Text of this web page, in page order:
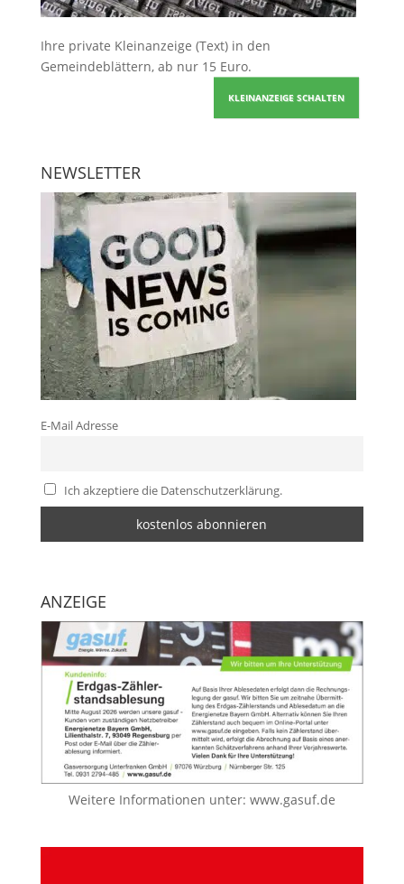
Ihre private Kleinanzeige (Text) in den
Gemeindeblättern, ab nur 15 Euro.
KLEINANZEIGE SCHALTEN
NEWSLETTER
E-Mail Adresse
Ich akzeptiere die Datenschutzerklärung.
ANZEIGE
Weitere Informationen unter: www.gasuf.de